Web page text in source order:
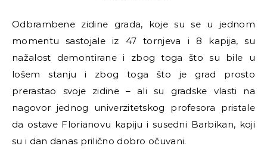
Odbrambene zidine grada, koje su se u jednom
momentu sastojale iz 47 tornjeva i 8 kapija, su
nažalost demontirane i zbog toga što su bile u
lošem stanju i zbog toga što je grad prosto
prerastao svoje zidine – ali su gradske vlasti na
nagovor jednog univerzitetskog profesora pristale
da ostave Florianovu kapiju i susedni Barbikan, koji
su i dan danas prilično dobro očuvani.